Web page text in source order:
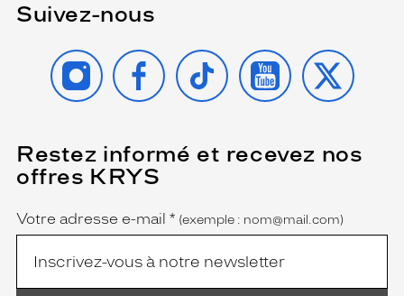
Suivez-nous
INSTAGRAMFACEBOOK
TIKTOK YOUTUBE
X
Restez informé et recevez nos
offres KRYS
Name
Votre adresse e-mail *
(Ce
champ
est
obligatoire)
(exemple : nom@mail.com)